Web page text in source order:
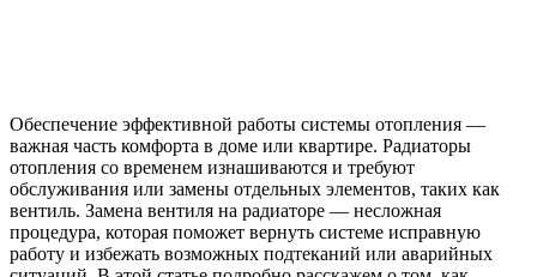
Обеспечение эффективной работы системы отопления —
важная часть комфорта в доме или квартире. Радиаторы
отопления со временем изнашиваются и требуют
обслуживания или замены отдельных элементов, таких как
вентиль. Замена вентиля на радиаторе — несложная
процедура, которая поможет вернуть системе исправную
работу и избежать возможных подтеканий или аварийных